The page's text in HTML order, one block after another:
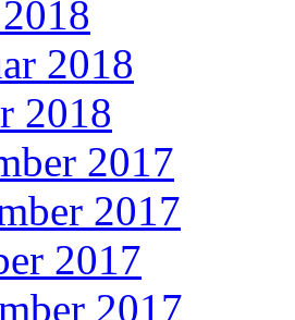
2018
2018
2017
2017
2017
2017